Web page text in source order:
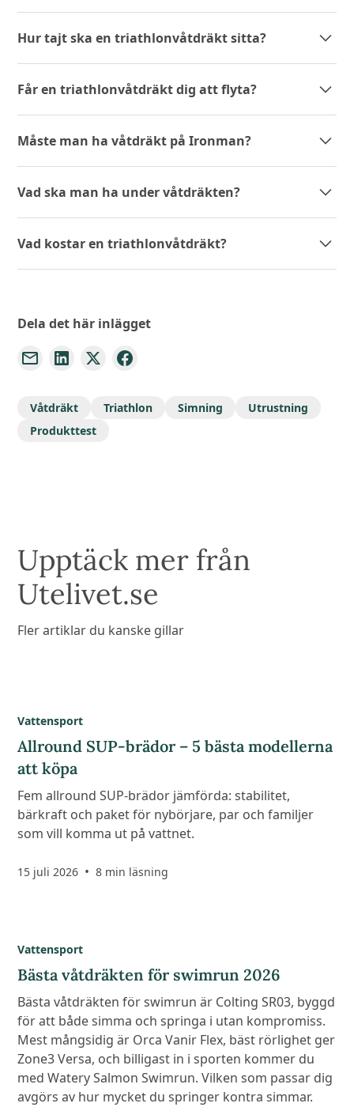
Hur tajt ska en triathlonvåtdräkt sitta?
Får en triathlonvåtdräkt dig att flyta?
Måste man ha våtdräkt på Ironman?
Vad ska man ha under våtdräkten?
Vad kostar en triathlonvåtdräkt?
Dela det här inlägget
Våtdräkt Triathlon Simning
Utrustning
Produkttest
Upptäck mer från
Utelivet.se
Fler artiklar du kanske gillar
Vattensport
Allround SUP-brädor – 5 bästa modellerna
att köpa
Fem allround SUP-brädor jämförda: stabilitet,
bärkraft och paket för nybörjare, par och familjer
som vill komma ut på vattnet.
15 juli 2026 • 8 min läsning
Vattensport
Bästa våtdräkten för swimrun 2026
Bästa våtdräkten för swimrun är Colting SR03, byggd
för att både simma och springa i utan kompromiss.
Mest mångsidig är Orca Vanir Flex, bäst rörlighet ger
Zone3 Versa, och billigast in i sporten kommer du
med Watery Salmon Swimrun. Vilken som passar dig
avgörs av hur mycket du springer kontra simmar.